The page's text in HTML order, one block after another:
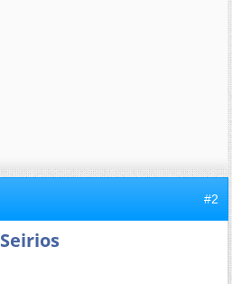
#2
Seirios